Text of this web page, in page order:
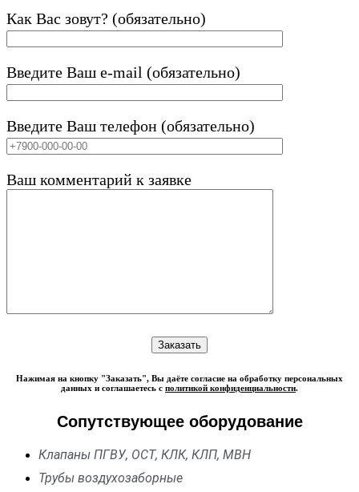
Как Вас зовут? (обязательно)
Введите Ваш e-mail (обязательно)
Введите Ваш телефон (обязательно)
Ваш комментарий к заявке
Нажимая на кнопку "Заказать", Вы даёте согласие на обработку персональных
данных и соглашаетесь с политикой конфиденциальности.
Сопутствующее оборудование
Клапаны ПГВУ, ОСТ, КЛК, КЛП, МВН
Трубы воздухозаборные